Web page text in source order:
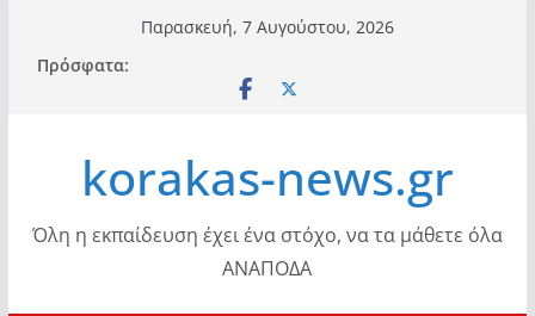
περιεχόμενο
Παρασκευή, 7 Αυγούστου, 2026
Πρόσφατα:
korakas-news.gr
Όλη η εκπαίδευση έχει ένα στόχο, να τα μάθετε όλα
ΑΝΑΠΟΔΑ